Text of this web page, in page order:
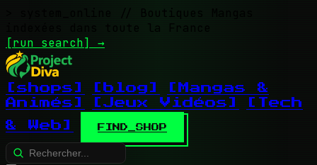
// Boutiques Mangas
indexées dans toute la France
[run search] →
[shops] [blog]
[Mangas &
Animés]
[Jeux Vidéos]
[Tech
& Web]
FIND_SHOP